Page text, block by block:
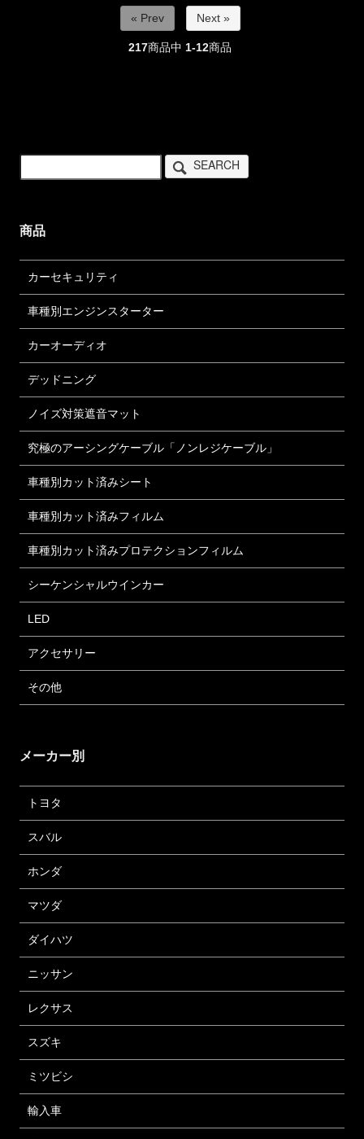
« Prev Next »
217商品中 1-12商品
SEARCH
商品
カーセキュリティ
車種別エンジンスターター
カーオーディオ
デッドニング
ノイズ対策遮音マット
究極のアーシングケーブル「ノンレジケーブル」
車種別カット済みシート
車種別カット済みフィルム
車種別カット済みプロテクションフィルム
シーケンシャルウインカー
LED
アクセサリー
その他
メーカー別
トヨタ
スバル
ホンダ
マツダ
ダイハツ
ニッサン
レクサス
スズキ
ミツビシ
輸入車